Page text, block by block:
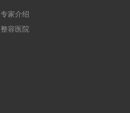
专家介绍
整容医院